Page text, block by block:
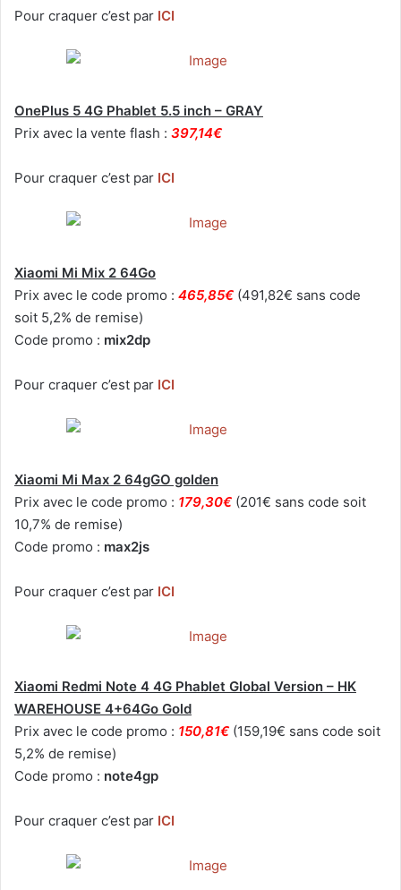
Pour craquer c’est par ICI
OnePlus 5 4G Phablet 5.5 inch – GRAY
Prix avec la vente flash : 397,14€
Pour craquer c’est par ICI
Xiaomi Mi Mix 2 64Go
Prix avec le code promo : 465,85€ (491,82€ sans code
soit 5,2% de remise)
Code promo : mix2dp
Pour craquer c’est par ICI
Xiaomi Mi Max 2 64gGO golden
Prix avec le code promo : 179,30€ (201€ sans code soit
10,7% de remise)
Code promo : max2js
Pour craquer c’est par ICI
Xiaomi Redmi Note 4 4G Phablet Global Version – HK
WAREHOUSE 4+64Go Gold
Prix avec le code promo : 150,81€ (159,19€ sans code soit
5,2% de remise)
Code promo : note4gp
Pour craquer c’est par ICI